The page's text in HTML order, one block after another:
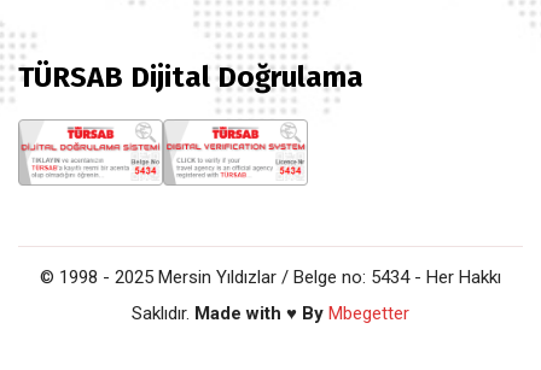
TÜRSAB Dijital Doğrulama
© 1998 - 2025 Mersin Yıldızlar / Belge no: 5434 - Her Hakkı
Saklıdır. Made with ♥ By Mbegetter